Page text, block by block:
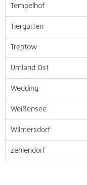
Tempelhof
Tiergarten
Treptow
Umland Ost
Wedding
Weißensee
Wilmersdorf
Zehlendorf